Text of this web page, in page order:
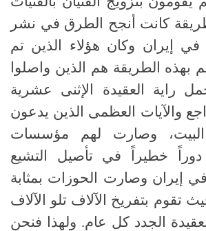
كانت أنجح الطرق في نشر
في إيران وكان هؤلاء الذين تم
بهذه الطريقة هم الذين واصلوا
راية العقيدة الإثنى عشرية
والآيات العظمى الذين يدعون
البيت، وصارت لهم مؤسسات
خطيراً في تأصيل التشيع
إيران وصارت الحوزات بمثابة
تقوم بتفريخ الآلاف تلو الآلاف
الجدد كل عام. ولهذا فنحن